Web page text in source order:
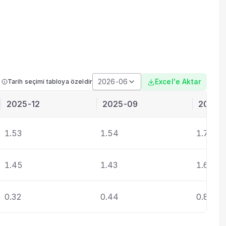
Tarih seçimi tabloya özeldir 2026-06 Excel'e Aktar
2025-12 2025-09 2025-
1.53 1.54 1.78
1.45 1.43 1.67
0.32 0.44 0.88